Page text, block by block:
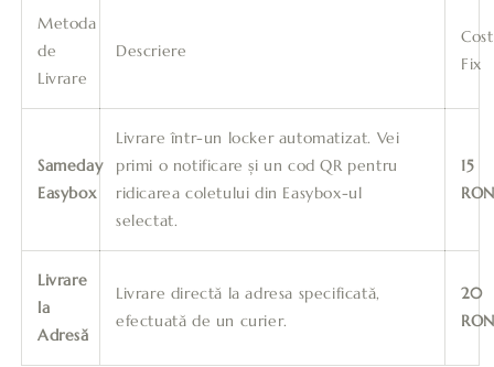
Metoda
de
Livrare
Descriere
Cost
Fix
Sameday
Easybox
Livrare într-un locker automatizat. Vei
primi o notificare și un cod QR pentru
ridicarea coletului din Easybox-ul
selectat.
15
RON
Livrare
la
Adresă
Livrare directă la adresa specificată,
efectuată de un curier.
20
RON